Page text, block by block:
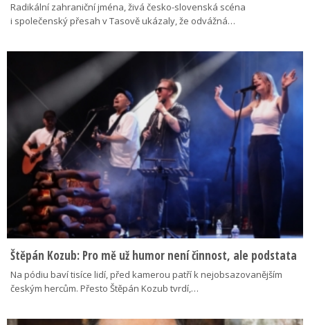
Radikální zahraniční jména, živá česko-slovenská scéna
i společenský přesah v Tasově ukázaly, že odvážná…
Štěpán Kozub: Pro mě už humor není činnost, ale podstata
Na pódiu baví tisíce lidí, před kamerou patří k nejobsazovanějším
českým hercům. Přesto Štěpán Kozub tvrdí,…